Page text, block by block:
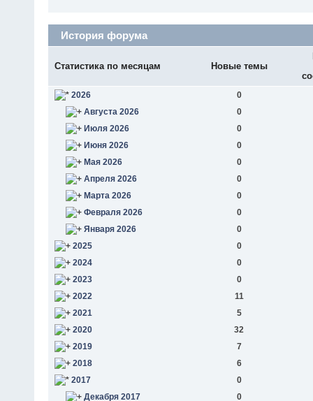
История форума
Статистика по месяцам Новые темы
2026
0
Августа 2026
0
Июля 2026
0
Июня 2026
0
Мая 2026
0
Апреля 2026
0
Марта 2026
0
Февраля 2026
0
Января 2026
0
2025
0
2024
0
2023
0
2022
11
2021
5
2020
32
2019
7
2018
6
2017
0
Декабря 2017
0